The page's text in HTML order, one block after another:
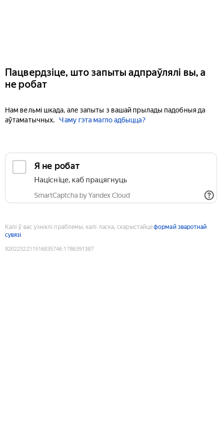
Пацвердзіце, што запыты адпраўлялі вы, а
не робат
Нам вельмі шкада, але запыты з вашай прылады падобныя да
аўтаматычных.
Чаму гэта магло адбыцца?
Я не робат
Націсніце, каб працягнуць
SmartCaptcha by Yandex Cloud
Калі ў вас узніклі праблемы, калі ласка, скарыстайцеформай зваротнай
сувязі
9202232211516835746:1786391387